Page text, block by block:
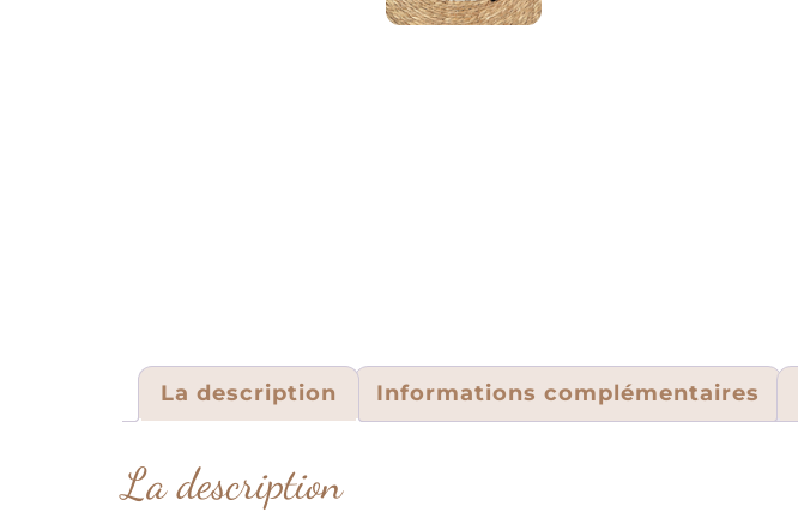
La description Informations complémentaires
La description